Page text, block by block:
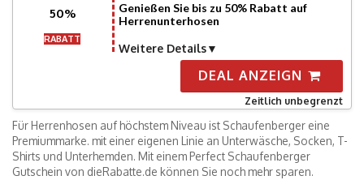
50%
RABATT
Genießen Sie bis zu 50% Rabatt auf
Herrenunterhosen
Weitere Details
DEAL ANZEIGN
Zeitlich unbegrenzt
Für Herrenhosen auf höchstem Niveau ist Schaufenberger eine
Premiummarke. mit einer eigenen Linie an Unterwäsche, Socken, T-
Shirts und Unterhemden. Mit einem Perfect Schaufenberger
Gutschein von dieRabatte.de können Sie noch mehr sparen.